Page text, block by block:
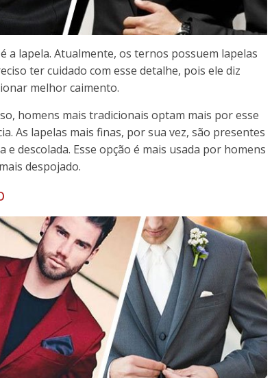
lapela. Atualmente, os ternos possuem lapelas
ter cuidado com esse detalhe, pois ele diz
melhor caimento.
homens mais tradicionais optam mais por esse
As lapelas mais finas, por sua vez, são presentes
e descolada. Esse opção é mais usada por homens
despojado.